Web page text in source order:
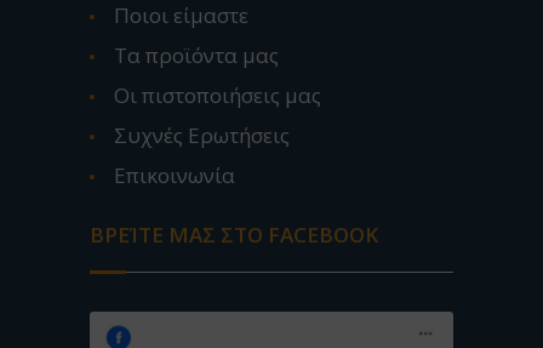
Ποιοι είμαστε
Τα προϊόντα μας
Οι πιστοποιήσεις μας
Συχνές Ερωτήσεις
Επικοινωνία
ΒΡΕΊΤΕ ΜΑΣ ΣΤΟ FACEBOOK